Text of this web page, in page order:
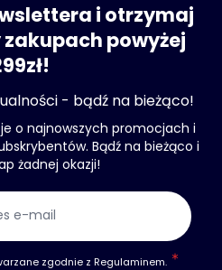
i otrzymaj
zakupach powyżej
- bądź na bieżąco!
o najnowszych promocjach i
Bądź na bieżąco i
żadnej okazji!
zgodnie z Regulaminem.